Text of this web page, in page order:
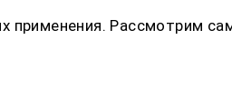
применения. Рассмотрим